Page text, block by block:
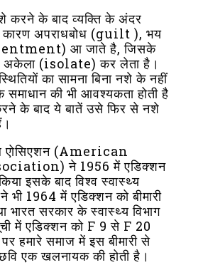
करने के बाद व्यक्ति के अंदर
कारण अपराधबोध (guilt ), भय
आ जाते है, जिसके
अकेला (isolate) कर लेता है।
का सामना बिना नशे के नहीं
की भी आवश्यकता होती है
के बाद ये बातें उसे फिर से नशे
एोसिएशन (American
ने 1956 में एडिक्शन
किया इसके बाद विश्व स्वास्थ्य
1964 में एडिक्शन को बीमारी
भारत सरकार के स्वास्थ्य विभाग
सूची में एडिक्शन को F 9 से F 20
हमारे समाज में इस बीमारी से
छवि एक खलनायक की होती है।